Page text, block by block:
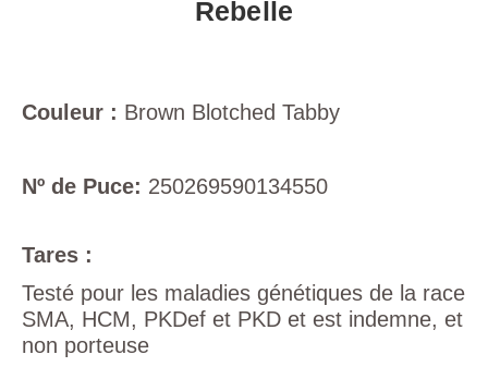
Rebelle
Couleur : Brown Blotched Tabby
Nº de Puce: 250269590134550
Tares :
Testé pour les maladies génétiques de la race
SMA, HCM, PKDef et PKD et est indemne, et
non porteuse